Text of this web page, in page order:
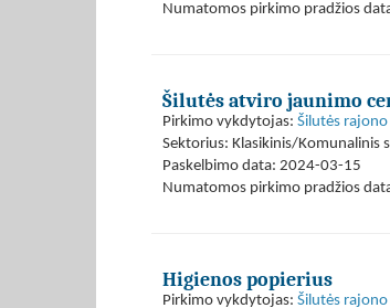
Numatomos pirkimo pradžios
Šilutės atviro jaunimo
Pirkimo vykdytojas: Šilutės
Sektorius: Klasikinis/Komunalinis
Paskelbimo data: 2024-03-15
Numatomos pirkimo pradžios
Higienos popierius
Pirkimo vykdytojas: Šilutės